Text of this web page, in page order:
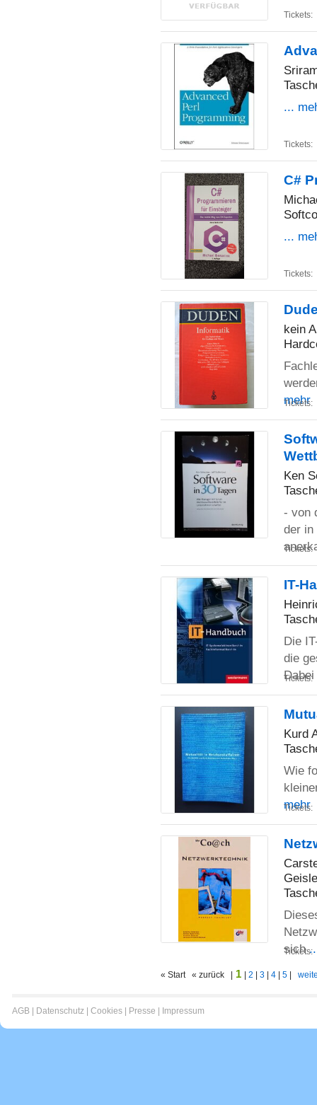
Tickets:
...
Tickets:
C#
...
Tickets:
kein
mehr
Tickets:
Ken
- von
der in
Tickets:
IT-
Die
die
Dabei
Tickets:
Kurd
Wie
mehr
Tickets:
sich
Tickets:
« Start « zurück | 1 2 3 4 5
AGB Datenschutz Cookies Presse Impressum